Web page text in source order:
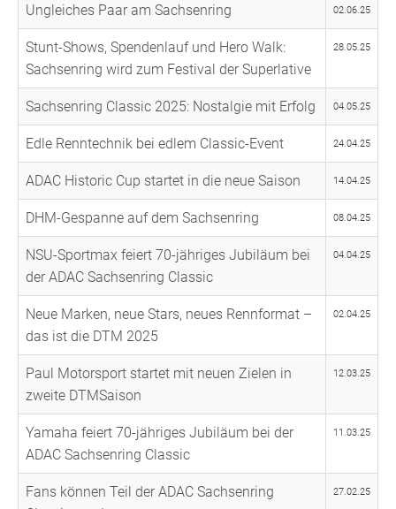
Ungleiches Paar am Sachsenring 02.06.25
Stunt-Shows, Spendenlauf und Hero Walk:
Sachsenring wird zum Festival der Superlative
28.05.25
Sachsenring Classic 2025: Nostalgie mit Erfolg 04.05.25
Edle Renntechnik bei edlem Classic-Event 24.04.25
ADAC Historic Cup startet in die neue Saison 14.04.25
DHM-Gespanne auf dem Sachsenring 08.04.25
NSU-Sportmax feiert 70-jähriges Jubiläum bei
der ADAC Sachsenring Classic
04.04.25
Neue Marken, neue Stars, neues Rennformat –
das ist die DTM 2025
02.04.25
Paul Motorsport startet mit neuen Zielen in
zweite DTMSaison
12.03.25
Yamaha feiert 70-jähriges Jubiläum bei der
ADAC Sachsenring Classic
11.03.25
Fans können Teil der ADAC Sachsenring
27.02.25